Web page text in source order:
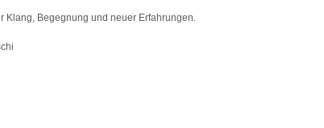
Klang, Begegnung und neuer Erfahrungen.